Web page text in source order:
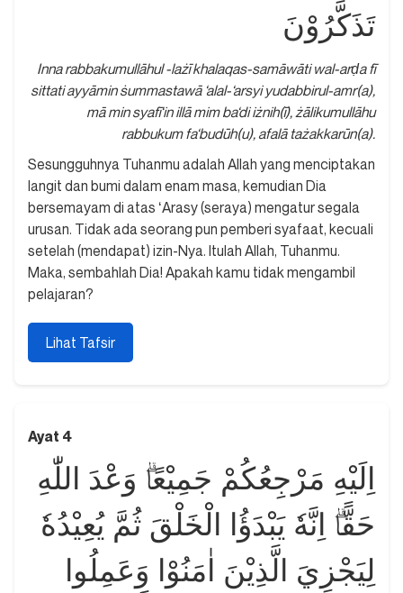
تَذَكَّرُوْنَ
Inna rabbakumullāhul -lażī khalaqas-samāwāti wal-arḍa fī
sittati ayyāmin ṡummastawā ‘alal-‘arsyi yudabbirul-amr(a),
mā min syafī‘in illā mim ba‘di iżnih(ī), żālikumullāhu
rabbukum fa‘budūh(u), afalā tażakkarūn(a).
Sesungguhnya Tuhanmu adalah Allah yang menciptakan
langit dan bumi dalam enam masa, kemudian Dia
bersemayam di atas ʻArasy (seraya) mengatur segala
urusan. Tidak ada seorang pun pemberi syafaat, kecuali
setelah (mendapat) izin-Nya. Itulah Allah, Tuhanmu.
Maka, sembahlah Dia! Apakah kamu tidak mengambil
pelajaran?
Lihat Tafsir
Ayat 4
اِلَيْهِ مَرْجِعُكُمْ جَمِيْعًاۗ وَعْدَ اللّٰهِ
حَقًّاۗ اِنَّهٗ يَبْدَؤُا الْخَلْقَ ثُمَّ يُعِيْدُهٗ
لِيَجْزِيَ الَّذِيْنَ اٰمَنُوْا وَعَمِلُوا